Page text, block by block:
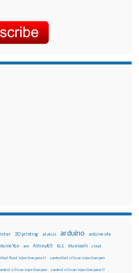
3D printing adafruit arduino arduino ide
Yún arm Attiny85 BLE bluetooth cloud
fluid injection pencil controlled silicon injection pen
silicon injection pen control silicon injection pencil